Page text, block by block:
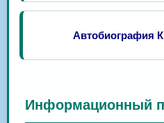
Автобиография
Информационный